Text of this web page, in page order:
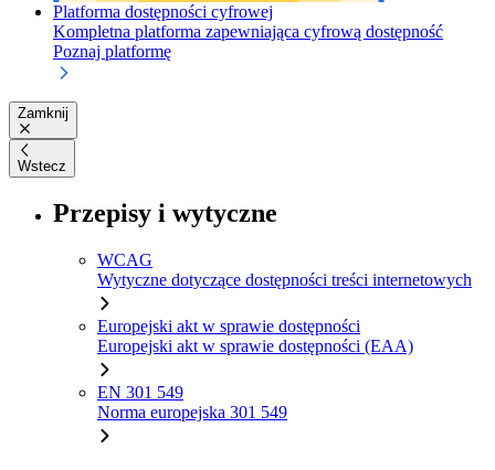
Platforma dostępności cyfrowej
Kompletna platforma zapewniająca cyfrową dostępność
Poznaj platformę
Zamknij
Wstecz
Przepisy i wytyczne
WCAG
Wytyczne dotyczące dostępności treści internetowych
Europejski akt w sprawie dostępności
Europejski akt w sprawie dostępności (EAA)
EN 301 549
Norma europejska 301 549